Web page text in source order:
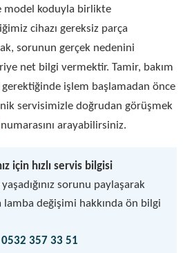
model koduyla birlikte
cihazı gereksiz parça
sorunun gerçek nedenini
net bilgi vermektir. Tamir, bakım
işlem başlamadan önce
servisimizle doğrudan görüşmek
numarasını arayabilirsiniz.
için hızlı servis bilgisi
sorunu paylaşarak
lamba değişimi hakkında ön bilgi
0532 357 33 51